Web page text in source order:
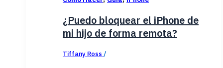
¿Puedo bloquear el iPhone de
mi hijo de forma remota?
Tiffany Ross /